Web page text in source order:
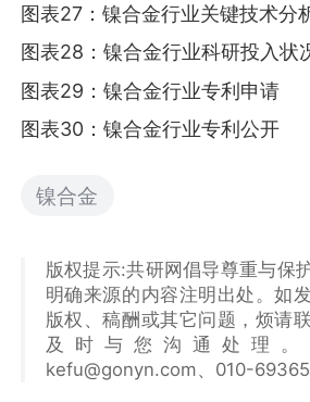
图表27：镍合金行业关键技术分
图表28：镍合金行业科研投入状
图表29：镍合金行业专利申请
图表30：镍合金行业专利公开
镍合金
版权提示:共研网倡导尊重与保
明确来源的内容注明出处。如
版权、稿酬或其它问题，烦请
及时与您沟通处理。
kefu@gonyn.com、010-